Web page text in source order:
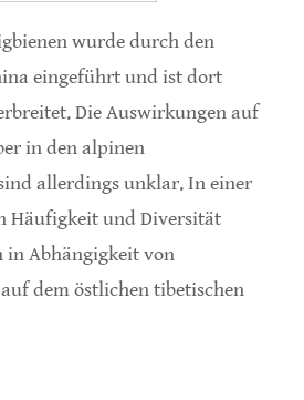
wurde durch den
eingeführt und ist dort
Die Auswirkungen auf
in den alpinen
allerdings unklar. In einer
Häufigkeit und Diversität
in Abhängigkeit von
dem östlichen tibetischen